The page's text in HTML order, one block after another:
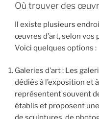
Où trouver des
Il existe plusieurs
œuvres d’art, selon
Voici quelques options :
Galeries d’art : Les
dédiés à l’exposition et
représentent souvent
établis et proposent